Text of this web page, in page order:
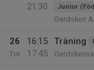
21:30
Junior
Gerdsken
26
Tor
16:15
17:45
Träning